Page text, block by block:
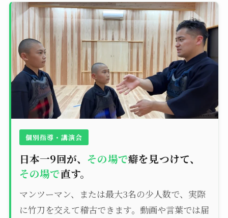
個別指導・講演会
日本一9回が、 その場で癖を見つけて、
その場で直す。
マンツーマン、または最大3名の少人数で、実際
に竹刀を交えて稽古できます。動画や言葉では届